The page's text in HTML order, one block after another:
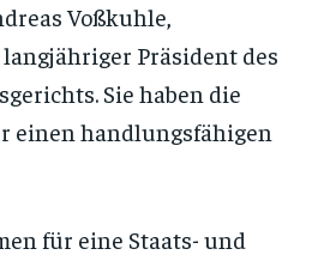
Voßkuhle,
Präsident des
Sie haben die
einen handlungsfähigen
für eine Staats- und